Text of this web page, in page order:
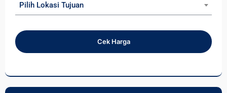
Pilih Lokasi Tujuan
Cek Harga